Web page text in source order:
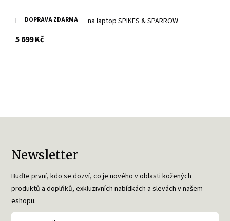
DOPRAVA ZDARMA
Brandy kožená kabelka na laptop SPIKES & SPARROW
5 699 Kčs DPH
Newsletter
Buďte první, kdo se dozví, co je nového v oblasti kožených
produktů a doplňků, exkluzivních nabídkách a slevách v našem
eshopu.